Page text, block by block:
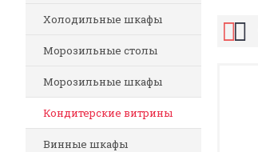
Холодильные шкафы
Морозильные столы
Морозильные шкафы
Кондитерские витрины
Винные шкафы